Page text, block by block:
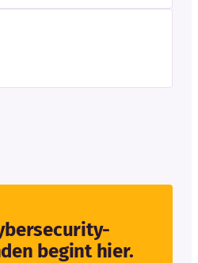
begint hier.